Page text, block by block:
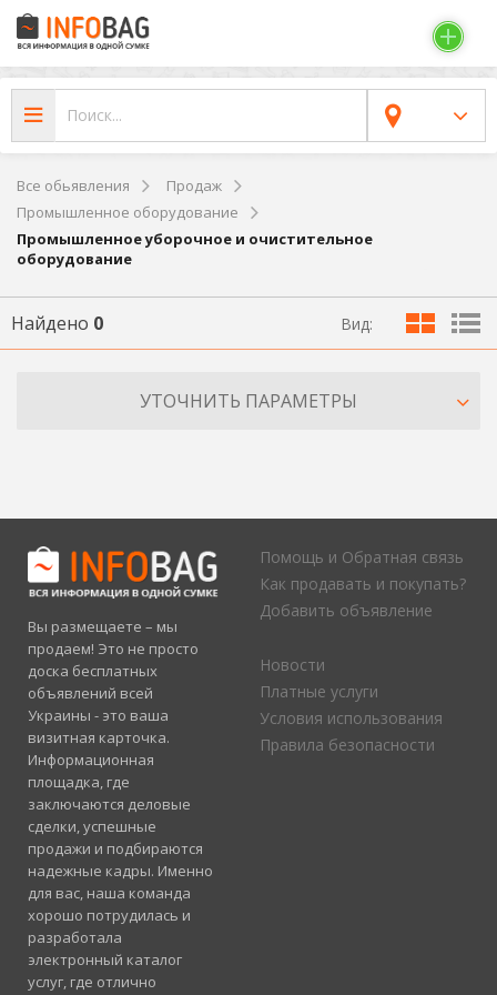
Все обьявления
Продаж
Промышленное оборудование
Промышленное уборочное и очистительное
оборудование
Найдено 0 Вид:
УТОЧНИТЬ ПАРАМЕТРЫ
Вы размещаете – мы
продаем! Это не просто
доска бесплатных
объявлений всей
Украины - это ваша
визитная карточка.
Информационная
площадка, где
заключаются деловые
сделки, успешные
продажи и подбираются
надежные кадры. Именно
для вас, наша команда
хорошо потрудилась и
разработала
электронный каталог
услуг, где отлично
Помощь и Обратная связь
Как продавать и покупать?
Добавить объявление
Новости
Платные услуги
Условия использования
Правила безопасности